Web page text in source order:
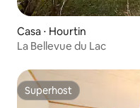
Casa ⋅ Hourtin
La Bellevue du Lac
Superhost
Superhost